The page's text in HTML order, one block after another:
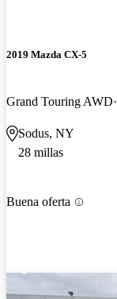
2019 Mazda CX-5
Grand Touring AWD
Sodus, NY
28 millas
Buena oferta